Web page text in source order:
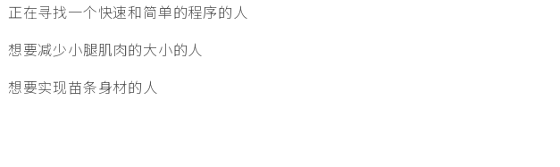
正在寻找一个快速和简单的程序的人
想要减少小腿肌肉的大小的人
想要实现苗条身材的人